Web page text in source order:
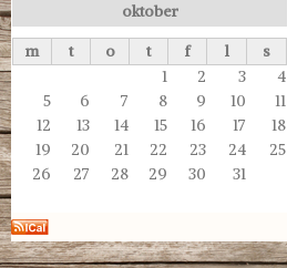
oktober
m
t o t f l
s
1
2 3
4
5
6 7 8 9 10
11
12
13 14 15 16 17
18
19
20 21 22 23 24
25
26
27 28 29 30 31